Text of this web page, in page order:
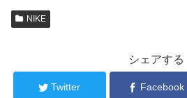
NIKE
シェアする
Twitter Facebook